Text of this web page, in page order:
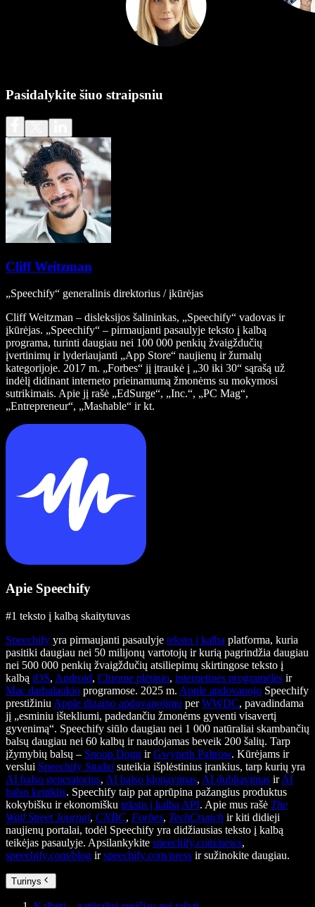
Pasidalykite šiuo straipsniu
Cliff Weitzman
„Speechify“ generalinis direktorius / įkūrėjas
Cliff Weitzman – disleksijos šalininkas, „Speechify“ vadovas ir
įkūrėjas. „Speechify“ – pirmaujanti pasaulyje teksto į kalbą
programa, turinti daugiau nei 100 000 penkių žvaigždučių
įvertinimų ir lyderiaujanti „App Store“ naujienų ir žurnalų
kategorijoje. 2017 m. „Forbes“ jį įtraukė į „30 iki 30“ sąrašą už
indėlį didinant interneto prieinamumą žmonėms su mokymosi
sutrikimais. Apie jį rašė „EdSurge“, „Inc.“, „PC Mag“,
„Entrepreneur“, „Mashable“ ir kt.
Apie Speechify
#1 teksto į kalbą skaitytuvas
Speechify yra pirmaujanti pasaulyje teksto į kalbą platforma, kuria
pasitiki daugiau nei 50 milijonų vartotojų ir kurią pagrindžia daugiau
nei 500 000 penkių žvaigždučių atsiliepimų skirtingose teksto į
kalbą iOS, Android, Chrome plėtinio, internetinės programėlės ir
Mac darbalaukio programose. 2025 m. Apple apdovanojo Speechify
prestižiniu Apple dizaino apdovanojimu perWWDC, pavadindama
jį „esminiu ištekliumi, padedančiu žmonėms gyventi visavertį
gyvenimą“. Speechify siūlo daugiau nei 1 000 natūraliai skambančių
balsų daugiau nei 60 kalbų ir naudojamas beveik 200 šalių. Tarp
įžymybių balsų – Snoop Dogg irGwyneth Paltrow. Kūrėjams ir
verslui Speechify Studio suteikia išplėstinius įrankius, tarp kurių yra
AI balso generatorius, AI balso klonavimas, AI dubliavimas irAI
balso keitiklis. Speechify taip pat aprūpina pažangius produktus
kokybišku ir ekonomišku teksto į kalbą API. Apie mus rašė The
Wall Street Journal, CNBC, Forbes, TechCrunch ir kiti didieji
naujienų portalai, todėl Speechify yra didžiausias teksto į kalbą
teikėjas pasaulyje. Apsilankykite speechify.com/news,
speechify.com/blog irspeechify.com/press ir sužinokite daugiau.
Turinys